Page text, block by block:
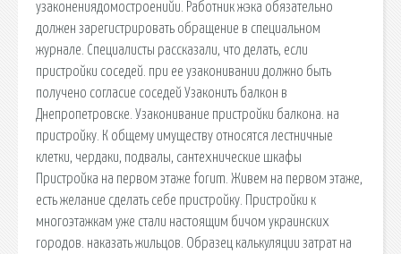
узаконениядомостроенийи. Работник жэка обязательно
должен зарегистрировать обращение в специальном
журнале. Специалисты рассказали, что делать, если
пристройки соседей. при ее узаконивании должно быть
получено согласие соседей Узаконить балкон в
Днепропетровске. Узаконивание пристройки балкона. на
пристройку. К общему имуществу относятся лестничные
клетки, чердаки, подвалы, сантехнические шкафы
Пристройка на первом этаже forum. Живем на первом этаже,
есть желание сделать себе пристройку. Пристройки к
многоэтажкам уже стали настоящим бичом украинских
городов. наказать жильцов. Образец калькуляции затрат на